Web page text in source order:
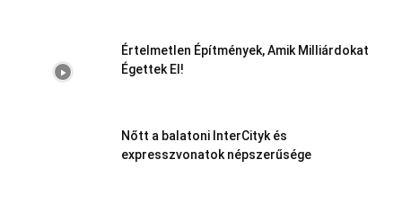
Értelmetlen Építmények, Amik Milliárdokat
Égettek El!
Nőtt a balatoni InterCityk és
expresszvonatok népszerűsége